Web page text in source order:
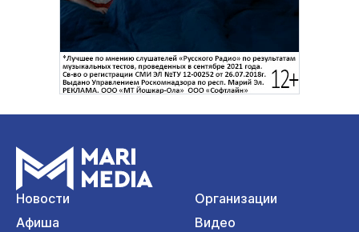
Новости
Организации
Афиша
Видео